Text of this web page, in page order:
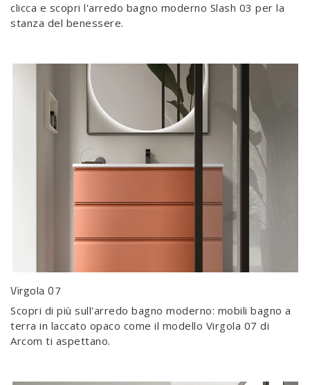
clicca e scopri l'arredo bagno moderno Slash 03 per la
stanza del benessere.
Virgola 07
Scopri di più sull'arredo bagno moderno: mobili bagno a
terra in laccato opaco come il modello Virgola 07 di
Arcom ti aspettano.